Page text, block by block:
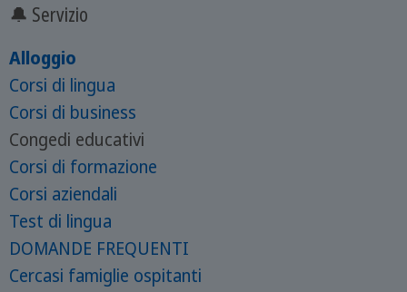
🔔 Servizio
Alloggio
Corsi di lingua
Corsi di business
Congedi educativi
Corsi di formazione
Corsi aziendali
Test di lingua
DOMANDE FREQUENTI
Cercasi famiglie ospitanti